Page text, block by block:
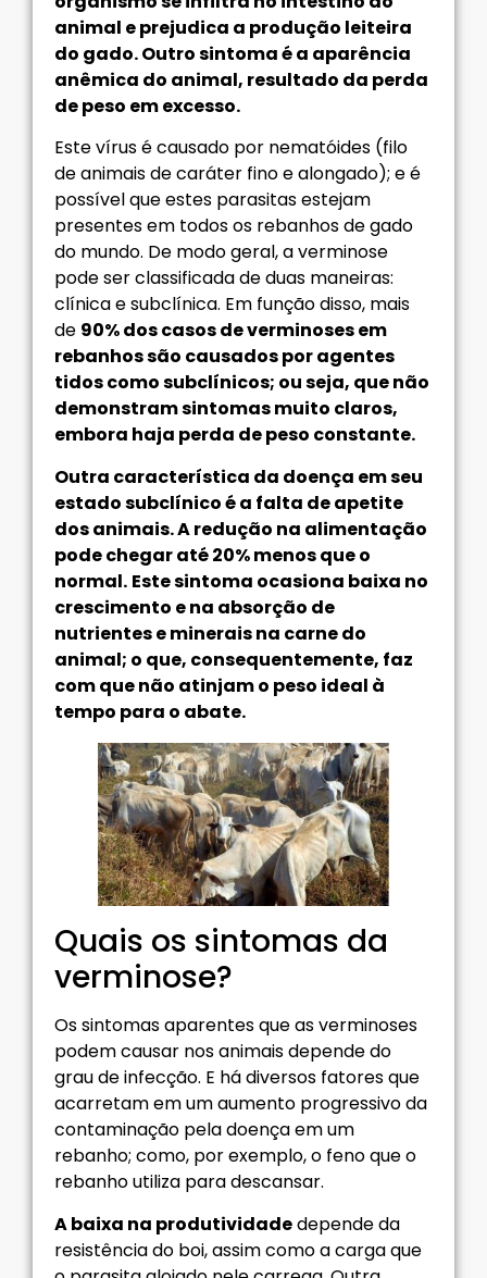
animal e prejudica a produção leiteira
do gado. Outro sintoma é a aparência
anêmica do animal, resultado da perda
de peso em excesso.
Este vírus é causado por nematóides (filo
de animais de caráter fino e alongado); e é
possível que estes parasitas estejam
presentes em todos os rebanhos de gado
do mundo. De modo geral, a verminose
pode ser classificada de duas maneiras:
clínica e subclínica. Em função disso, mais
de 90% dos casos de verminoses em
rebanhos são causados por agentes
tidos como subclínicos; ou seja, que não
demonstram sintomas muito claros,
embora haja perda de peso constante.
Outra característica da doença em seu
estado subclínico é a falta de apetite
dos animais. A redução na alimentação
pode chegar até 20% menos que o
normal. Este sintoma ocasiona baixa no
crescimento e na absorção de
nutrientes e minerais na carne do
animal; o que, consequentemente, faz
com que não atinjam o peso ideal à
tempo para o abate.
Quais os sintomas da
verminose?
Os sintomas aparentes que as verminoses
podem causar nos animais depende do
grau de infecção. E há diversos fatores que
acarretam em um aumento progressivo da
contaminação pela doença em um
rebanho; como, por exemplo, o feno que o
rebanho utiliza para descansar.
A baixa na produtividadedepende da
resistência do boi, assim como a carga que